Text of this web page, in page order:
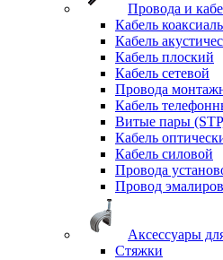
Провода и
Кабель
Кабель
Кабель плоский
Кабель сетевой
Провода
Кабель
Витые пары
Кабель
Кабель силовой
Провода
Провод
Аксессуары
Стяжки